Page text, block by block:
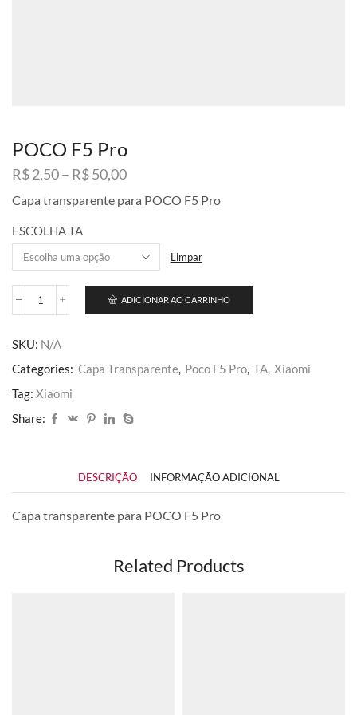
POCO F5 Pro
R$2,50– R$50,00Faixa
preço:
através
R$ 50,00
Capa transparente para POCO F5 Pro
ESCOLHA TA
Limpar
POCO
quantidade
ADICIONAR AO CARRINHO
SKU: N/A
Categories: Capa Transparente, Poco F5 Pro, TA, Xiaomi
Tag: Xiaomi
Share:
DESCRIÇÃO INFORMAÇÃO ADICIONAL
Capa transparente para POCO F5 Pro
Related Products